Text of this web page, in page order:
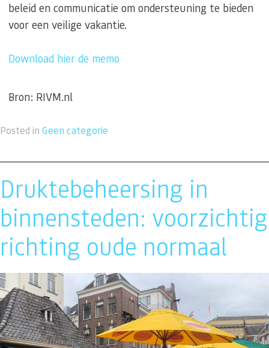
beleid en communicatie om ondersteuning te bieden
voor een veilige vakantie.
Download hier de memo
Bron: RIVM.nl
Posted in Geen categorie
Druktebeheersing in
binnensteden: voorzichtig
richting oude normaal